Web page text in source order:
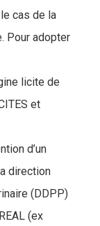
cas de la
Pour adopter
licite de
et
d’un
direction
(DDPP)
(ex